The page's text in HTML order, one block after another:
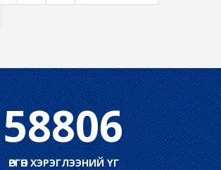
58806
ӨРГӨН ХЭРЭГЛЭЭНИЙ ҮГ